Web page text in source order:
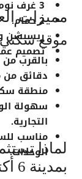
2 حمام.
ريسبشن
تصميم
مميزات
موقع سكني
بالقرب
دقائق من
منطقة
سهولة
التجارية.
مناسب
الوحدات.لماذا
بمدينة 6 أكتوبر؟